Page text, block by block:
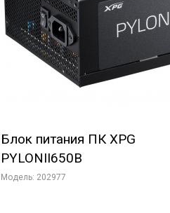
Блок питания ПК XPG
PYLONII650B
Модель: 202977